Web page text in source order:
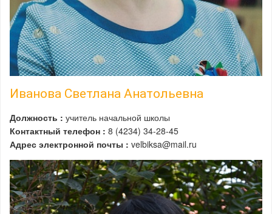
Иванова Светлана Анатольевна
Должность : учитель начальной школы
Контактный телефон : 8 (4234) 34-28-45
Адрес электронной почты : velbiksa@mail.ru